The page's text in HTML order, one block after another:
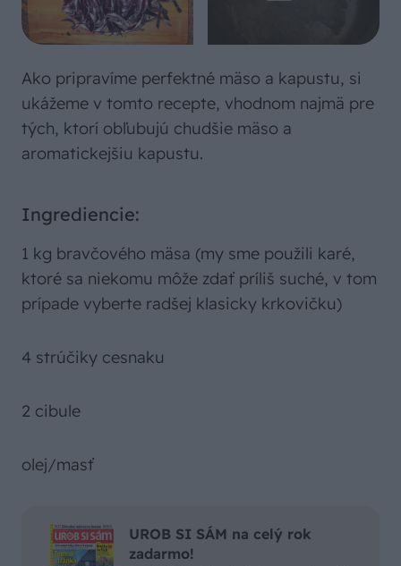
Ako pripravíme perfektné mäso a kapustu, si
ukážeme v tomto recepte, vhodnom najmä pre
tých, ktorí obľubujú chudšie mäso a
aromatickejšiu kapustu.
Ingrediencie:
1 kg bravčového mäsa (my sme použili karé,
ktoré sa niekomu môže zdať príliš suché, v tom
prípade vyberte radšej klasicky krkovičku)
4 strúčiky cesnaku
2 cibule
olej/masť
UROB SI SÁM na celý rok
zadarmo!